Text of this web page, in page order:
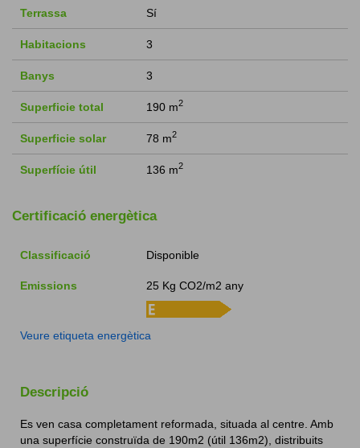
Terrassa Sí
Habitacions 3
Banys 3
Superficie total 190 m2
Superficie solar 78 m2
Superfície útil 136 m2
Certificació energètica
Classificació Disponible
Emissions 25 Kg CO2/m2 any
Veure etiqueta energètica
Descripció
Es ven casa completament reformada, situada al centre. Amb
una superfície construïda de 190m2 (útil 136m2), distribuits